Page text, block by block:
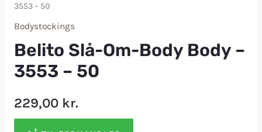
3553 – 50
Bodystockings
Belito Slå-Om-Body Body –
3553 – 50
229,00 kr.